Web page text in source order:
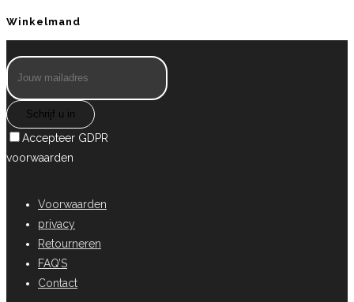
Winkelmand
Schrijf u in
Accepteer GDPR
voorwaarden
Voorwaarden
privacy
Retourneren
FAQ’S
Contact